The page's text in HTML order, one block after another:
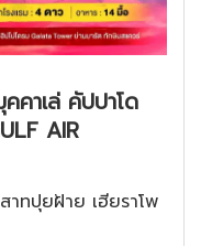
คาเล่ คัปปาโด
AIR
าทปุยฝ้าย เฮียราโพ